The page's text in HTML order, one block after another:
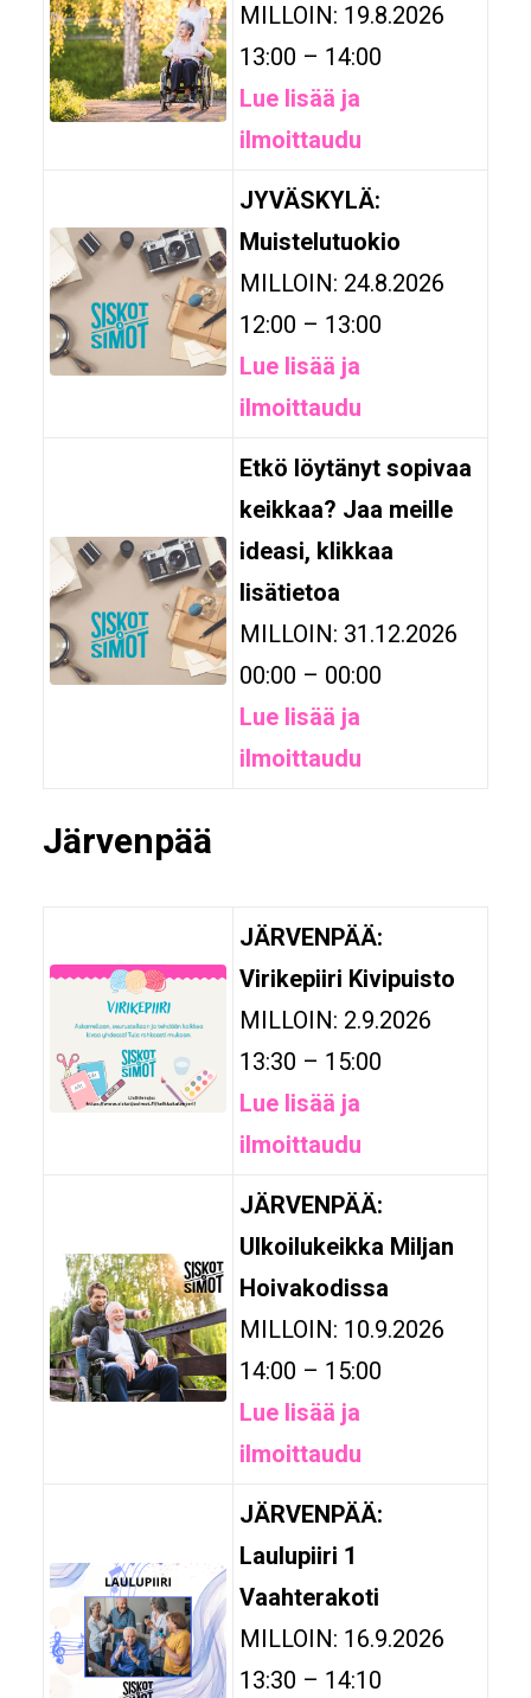
MILLOIN: 19.8.2026
13:00 – 14:00
Lue lisää ja
ilmoittaudu
JYVÄSKYLÄ:
Muistelutuokio
MILLOIN: 24.8.2026
12:00 – 13:00
Lue lisää ja
ilmoittaudu
Etkö löytänyt sopivaa
keikkaa? Jaa meille
ideasi, klikkaa
lisätietoa
MILLOIN: 31.12.2026
00:00 – 00:00
Lue lisää ja
ilmoittaudu
Järvenpää
JÄRVENPÄÄ:
Virikepiiri Kivipuisto
MILLOIN: 2.9.2026
13:30 – 15:00
Lue lisää ja
ilmoittaudu
JÄRVENPÄÄ:
Ulkoilukeikka Miljan
Hoivakodissa
MILLOIN: 10.9.2026
14:00 – 15:00
Lue lisää ja
ilmoittaudu
JÄRVENPÄÄ:
Laulupiiri 1
Vaahterakoti
MILLOIN: 16.9.2026
13:30 – 14:10